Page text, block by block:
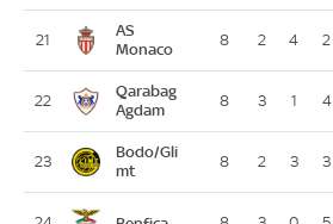
21
AS
Monaco
8 2 4 2
22
Qarabag
Agdam
8 3 1 4
23
Bodo/Gli
mt
8 2 3 3